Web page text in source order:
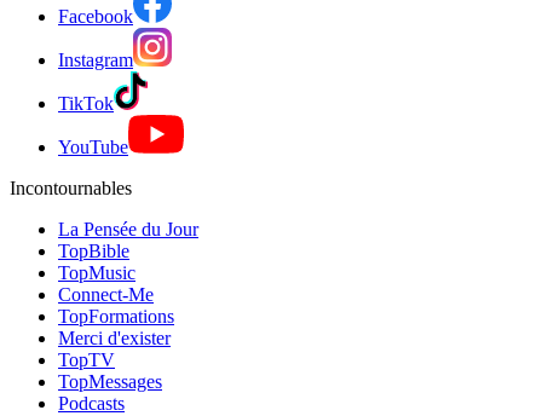
Facebook
Instagram
TikTok
YouTube
Incontournables
La Pensée du Jour
TopBible
TopMusic
Connect-Me
TopFormations
Merci d'exister
TopTV
TopMessages
Podcasts